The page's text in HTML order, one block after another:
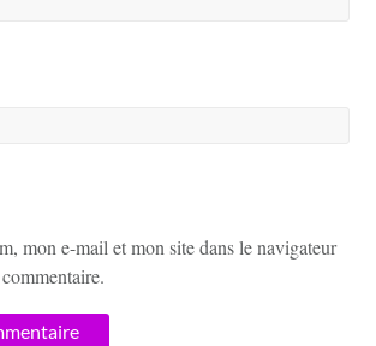
mon e-mail et mon site dans le navigateur